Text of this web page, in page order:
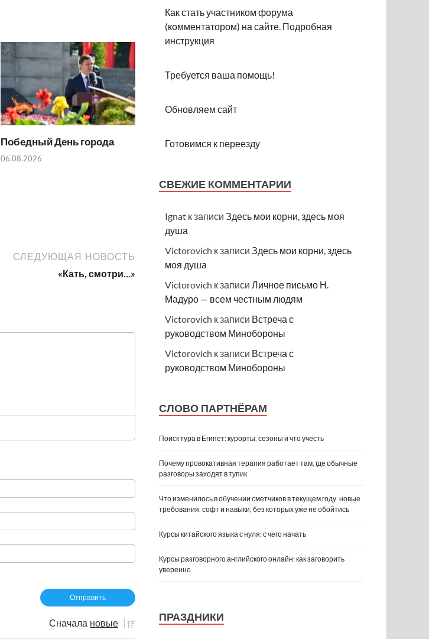
Победный День города
06.08.2026
СЛЕДУЮЩАЯ НОВОСТЬ
«Кать, смотри…»
Сначала новые
Как стать участником форума
(комментатором) на сайте. Подробная
инструкция
Требуется ваша помощь!
Обновляем сайт
Готовимся к переезду
СВЕЖИЕ КОММЕНТАРИИ
Ignat к записи Здесь мои корни, здесь моя
душа
Victorovich к записи Здесь мои корни, здесь
моя душа
Victorovich к записи Личное письмо Н.
Мадуро — всем честным людям
Victorovich к записи Встреча с
руководством Минобороны
Victorovich к записи Встреча с
руководством Минобороны
СЛОВО ПАРТНЁРАМ
Поиск тура в Египет: курорты, сезоны и что учесть
Почему провокативная терапия работает там, где обычные
разговоры заходят в тупик
Что изменилось в обучении сметчиков в текущем году: новые
требования, софт и навыки, без которых уже не обойтись
Курсы китайского языка с нуля: с чего начать
Курсы разговорного английского онлайн: как заговорить
уверенно
ПРАЗДНИКИ